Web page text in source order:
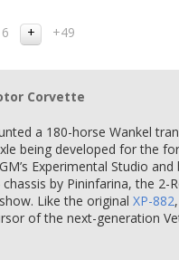
+49
Corvette
a 180-horse Wankel
being developed for the
Experimental Studio
by Pininfarina, the 2-
Like the original XP-882
of the next-generation